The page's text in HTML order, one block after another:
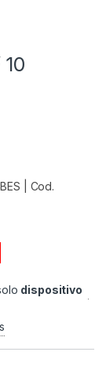
| Cod.
dispositivo